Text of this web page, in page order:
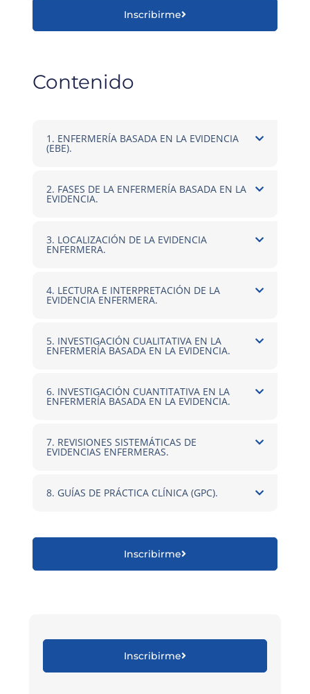
Inscribirme
Contenido
1. ENFERMERÍA BASADA EN LA EVIDENCIA
(EBE).
2. FASES DE LA ENFERMERÍA BASADA EN LA
EVIDENCIA.
3. LOCALIZACIÓN DE LA EVIDENCIA
ENFERMERA.
4. LECTURA E INTERPRETACIÓN DE LA
EVIDENCIA ENFERMERA.
5. INVESTIGACIÓN CUALITATIVA EN LA
ENFERMERÍA BASADA EN LA EVIDENCIA.
6. INVESTIGACIÓN CUANTITATIVA EN LA
ENFERMERÍA BASADA EN LA EVIDENCIA.
7. REVISIONES SISTEMÁTICAS DE
EVIDENCIAS ENFERMERAS.
8. GUÍAS DE PRÁCTICA CLÍNICA (GPC).
Inscribirme
Inscribirme